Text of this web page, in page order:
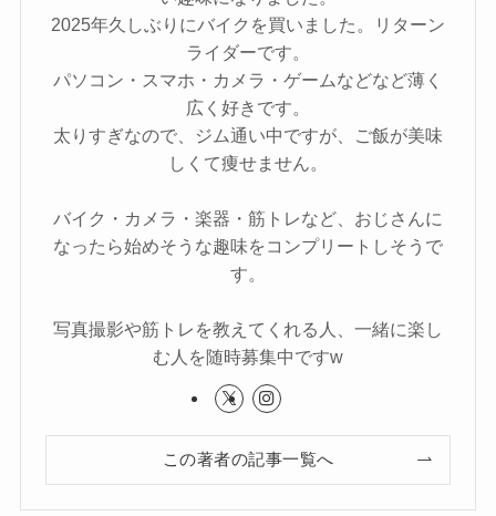
2025年久しぶりにバイクを買いました。リターン
ライダーです。
パソコン・スマホ・カメラ・ゲームなどなど薄く
広く好きです。
太りすぎなので、ジム通い中ですが、ご飯が美味
しくて痩せません。
バイク・カメラ・楽器・筋トレなど、おじさんに
なったら始めそうな趣味をコンプリートしそうで
す。
写真撮影や筋トレを教えてくれる人、一緒に楽し
む人を随時募集中ですw
この著者の記事一覧へ